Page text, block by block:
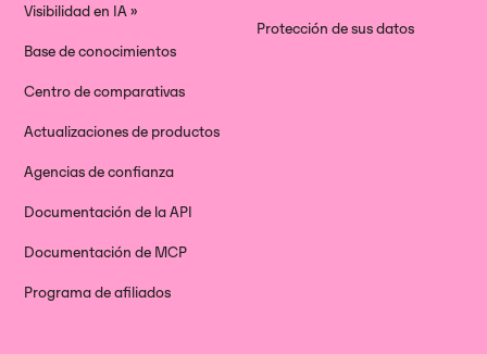
Visibilidad en IA »
Base de conocimientos
Centro de comparativas
Actualizaciones de productos
Agencias de confianza
Documentación de la API
Documentación de MCP
Programa de afiliados
Protección de sus datos